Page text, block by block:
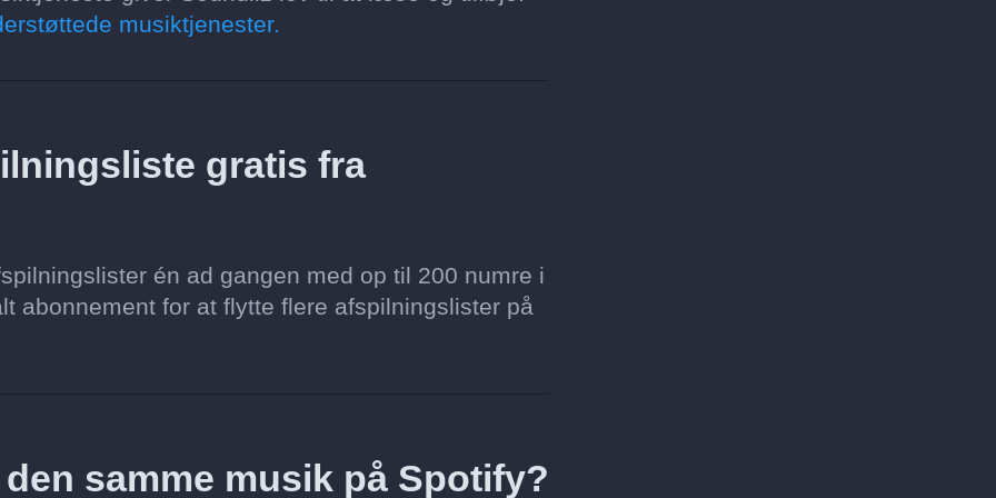
musiktjenester.
gratis fra
én ad gangen med op til 200 numre i
abonnement for at flytte flere afspilningslister på
samme musik på Spotify?